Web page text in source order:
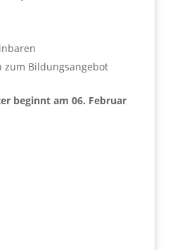
Bildungsangebot
beginnt am 06. Februar